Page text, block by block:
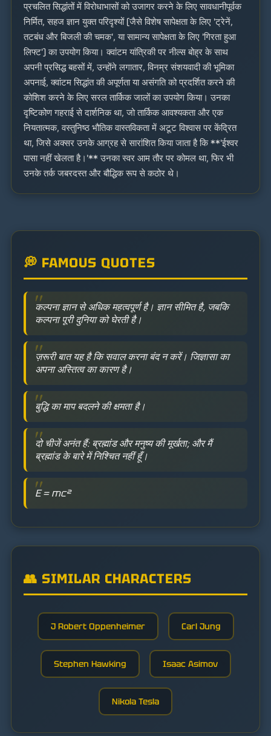
प्रचलित सिद्धांतों में विरोधाभासों को उजागर करने के लिए सावधानीपूर्वक
निर्मित, सहज ज्ञान युक्त परिदृश्यों (जैसे विशेष सापेक्षता के लिए 'ट्रेनें,
तटबंध और बिजली की चमक', या सामान्य सापेक्षता के लिए 'गिरता हुआ
लिफ्ट') का उपयोग किया। क्वांटम यांत्रिकी पर नील्स बोह्र के साथ
अपनी प्रसिद्ध बहसों में, उन्होंने लगातार, विनम्र संशयवादी की भूमिका
अपनाई, क्वांटम सिद्धांत की अपूर्णता या असंगति को प्रदर्शित करने की
कोशिश करने के लिए सरल तार्किक जालों का उपयोग किया। उनका
दृष्टिकोण गहराई से दार्शनिक था, जो तार्किक आवश्यकता और एक
नियतात्मक, वस्तुनिष्ठ भौतिक वास्तविकता में अटूट विश्वास पर केंद्रित
था, जिसे अक्सर उनके आग्रह से सारांशित किया जाता है कि **'ईश्वर
पासा नहीं खेलता है।'** उनका स्वर आम तौर पर कोमल था, फिर भी
उनके तर्क जबरदस्त और बौद्धिक रूप से कठोर थे।
💭 FAMOUS QUOTES
कल्पना ज्ञान से अधिक महत्वपूर्ण है। ज्ञान सीमित है, जबकि
कल्पना पूरी दुनिया को घेरती है।
ज़रूरी बात यह है कि सवाल करना बंद न करें। जिज्ञासा का
अपना अस्तित्व का कारण है।
बुद्धि का माप बदलने की क्षमता है।
दो चीजें अनंत हैं: ब्रह्मांड और मनुष्य की मूर्खता; और मैं
ब्रह्मांड के बारे में निश्चित नहीं हूँ।
E = mc²
👥 SIMILAR CHARACTERS
J Robert Oppenheimer Carl Jung
Stephen Hawking Isaac Asimov
Nikola Tesla